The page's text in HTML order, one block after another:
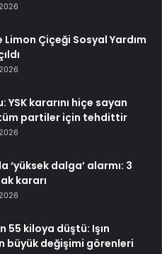
Limon Çiçeği Sosyal Yardım
YSK kararını hiçe sayan
partiler için tehdittir
‘yüksek dalga’ alarmı: 3
kararı
55 kiloya düştü: Işın
büyük değişimi görenleri